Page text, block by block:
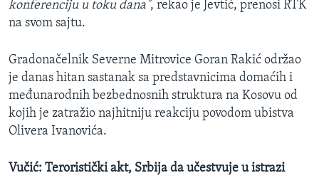
konferenciju u toku dana", rekao je Jevtić, prenosi RTK
na svom sajtu.
Gradonačelnik Severne Mitrovice Goran Rakić održao
je danas hitan sastanak sa predstavnicima domaćih i
međunarodnih bezbednosnih struktura na Kosovu od
kojih je zatražio najhitniju reakciju povodom ubistva
Olivera Ivanovića.
Vučić: Teroristički akt, Srbija da učestvuje u istrazi